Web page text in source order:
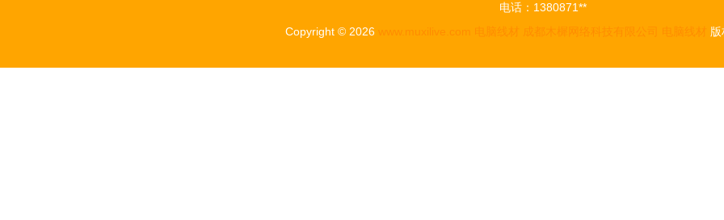
电话：1380871**
Copyright © 2026 www.muxilive.com 电脑线材 成都木樨网络科技有限公司 电脑线材